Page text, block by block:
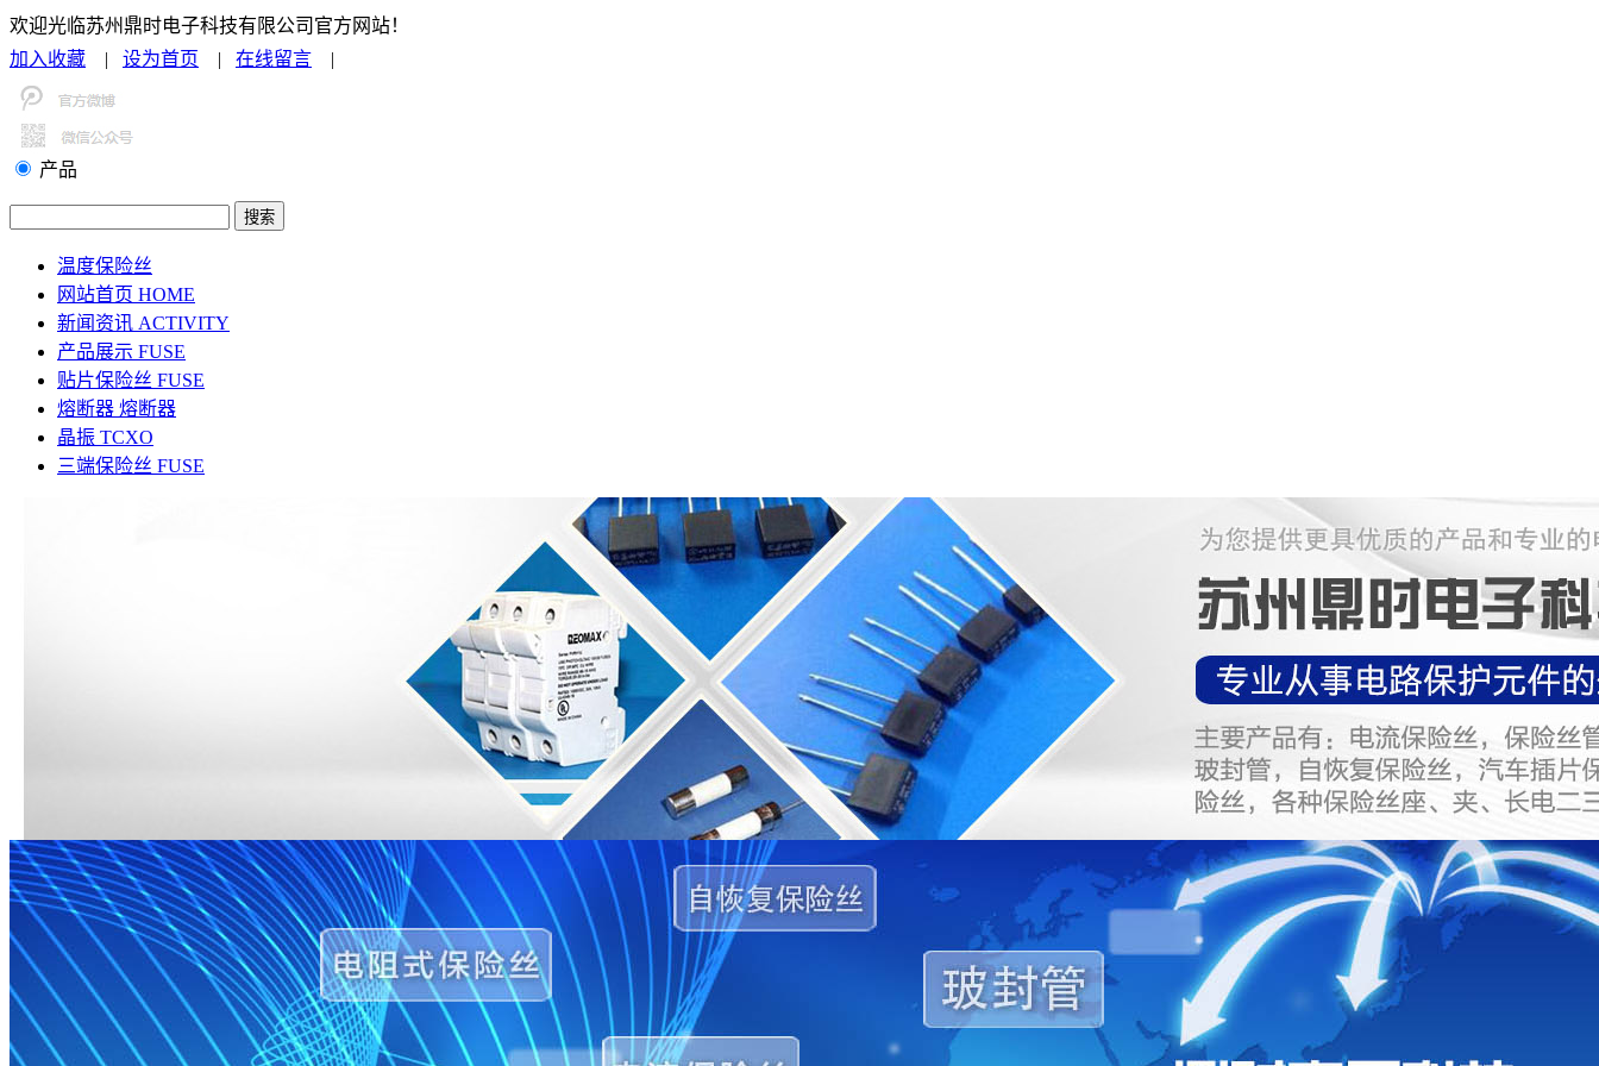
欢迎光临苏州鼎时电子科技有限公司官方网站！
加入收藏 | 设为首页 | 在线留言 |
联系我们
产品
温度保险丝
网站首页 HOME
新闻资讯 ACTIVITY
产品展示 FUSE
贴片保险丝 FUSE
熔断器 熔断器
晶振 TCXO
三端保险丝 FUSE